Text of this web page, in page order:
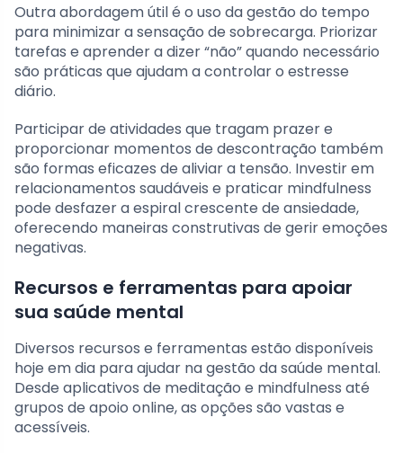
Outra abordagem útil é o uso da gestão do tempo
para minimizar a sensação de sobrecarga. Priorizar
tarefas e aprender a dizer “não” quando necessário
são práticas que ajudam a controlar o estresse
diário.
Participar de atividades que tragam prazer e
proporcionar momentos de descontração também
são formas eficazes de aliviar a tensão. Investir em
relacionamentos saudáveis e praticar mindfulness
pode desfazer a espiral crescente de ansiedade,
oferecendo maneiras construtivas de gerir emoções
negativas.
Recursos e ferramentas para apoiar
sua saúde mental
Diversos recursos e ferramentas estão disponíveis
hoje em dia para ajudar na gestão da saúde mental.
Desde aplicativos de meditação e mindfulness até
grupos de apoio online, as opções são vastas e
acessíveis.